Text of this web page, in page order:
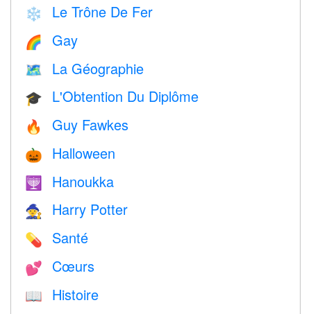
❄️ Le Trône De Fer
🌈 Gay
🗺 La Géographie
🎓 L'Obtention Du Diplôme
🔥 Guy Fawkes
🎃 Halloween
🕎 Hanoukka
🧙 Harry Potter
💊 Santé
💕 Cœurs
📖
Histoire